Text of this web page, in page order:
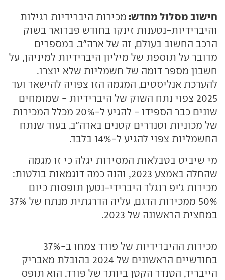
חישוב מסלול מחדש: מכירות היברידיות רגילות
והיברידיות-נטענות זינקו בחודש פברואר בשוק
הרכב החשוב בעולם, זה של ארה"ב. במספרים
מדובר על תוספת של מיליון היברידיות למיניהן, על
חשבון מספר דומה של חשמליות שלא יוצרו.
להערכת אנליסטים, המגמה הזו צפויה להישאר ועד
2025 צפוי נתח השוק של היברידיות - שמומחים
שונים כבר הספידו - להגיע ל-20% מכלל המכירות
של מכוניות וטנדרים קטנים בארה"ב, בעוד שנתח
החשמליות צפוי להגיע ל-14% בלבד.
מי שיביט בטבלאות המסירות יגלה כי זו מגמה
שהחלה באמצע 2023, והנה כמה דוגמאות בולטות:
מכירות ג'יפ רנגלר היברידי-נטען תופסות כיום
50% ממכירות הדגם, עליה הדרגתית מנתח של 37%
במחצית הראשונה של 2023.
מכירות ההיברידיות של פורד צמחו ב-37%
בחודשיים הראשונים של 2024 בהובלת מאבריק
הייבריד, הטנדר הקטן ביותר של פורד. הוא תופס